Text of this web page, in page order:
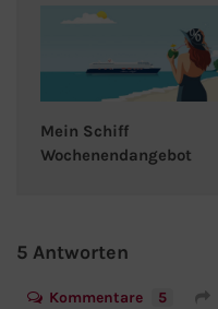
Mein Schiff
Wochenendangebot
5 Antworten
Kommentare 5